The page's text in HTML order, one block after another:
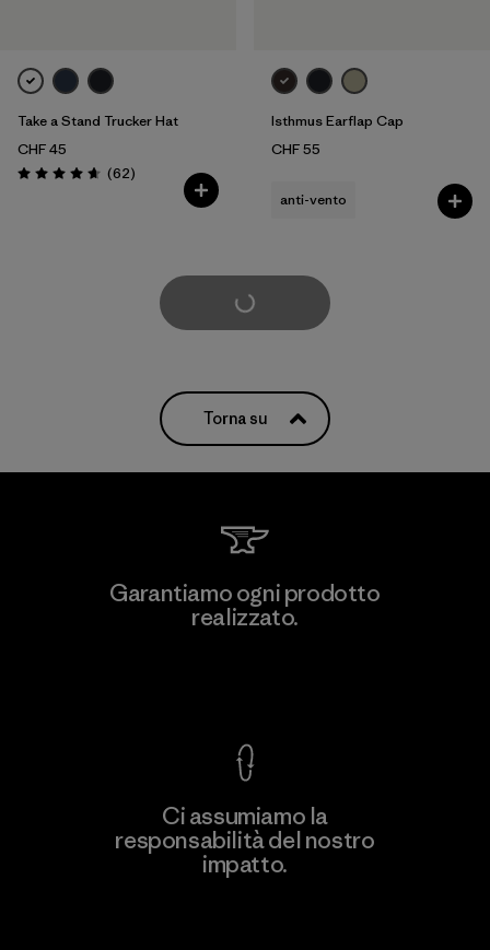
Take a Stand Trucker Hat
CHF 45
Valutazione: 4.6 / 5
(62Recensioni
)
Isthmus Earflap Cap
CHF 55
anti-vento
Carica di più
Torna su
Garantiamo ogni prodotto
realizzato.
Ci assumiamo la
responsabilità del nostro
impatto.